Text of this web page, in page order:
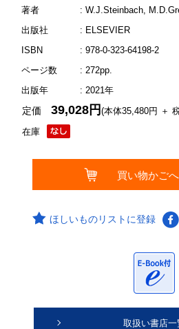
著者
: W.J.Steinbach,
出版社
: ELSEVIER
ISBN
: 978-0-323-64198-2
ページ数
: 272pp.
出版年
: 2021年
在庫
定価39,028円(本体35,480円 ＋
ほしいものリストに登録
取扱い書店一